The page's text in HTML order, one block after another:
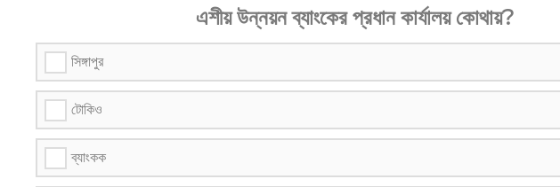
এশীয় উন্নয়ন ব্যাংকের প্রধান কার্যালয় কোথায়?
সিঙ্গাপুর
টোকিও
ব্যাংকক